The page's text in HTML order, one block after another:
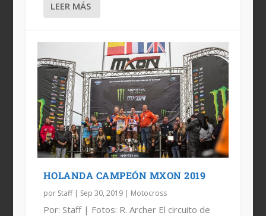
LEER MÁS
HOLANDA CAMPEÓN MXON 2019
por Staff| Sep 30, 2019| Motocross
Por: Staff | Fotos: R. Archer El circuito de